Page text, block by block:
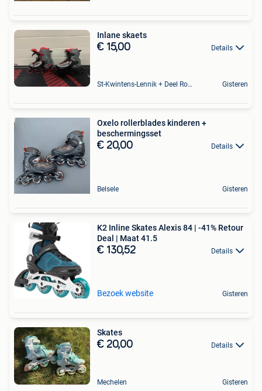
Inlane skaets
€ 15,00 Details
St-Kwintens-Lennik + Deel Roosdaal Gisteren
Oxelo rollerblades kinderen +
beschermingsset
€ 20,00 Details
Belsele Gisteren
K2 Inline Skates Alexis 84 | -41% Retour
Deal | Maat 41.5
€ 130,52 Details
Bezoek website Gisteren
Skates
€ 20,00 Details
Mechelen Gisteren